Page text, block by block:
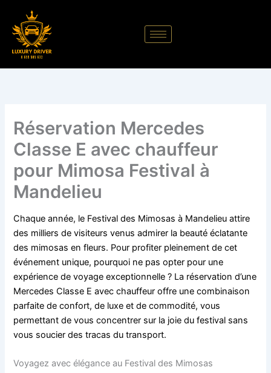
contenu
Réservation Mercedes
Classe E avec chauffeur
pour Mimosa Festival à
Mandelieu
Chaque année, le Festival des Mimosas à Mandelieu attire
des milliers de visiteurs venus admirer la beauté éclatante
des mimosas en fleurs. Pour profiter pleinement de cet
événement unique, pourquoi ne pas opter pour une
expérience de voyage exceptionnelle ? La réservation d’une
Mercedes Classe E avec chauffeur offre une combinaison
parfaite de confort, de luxe et de commodité, vous
permettant de vous concentrer sur la joie du festival sans
vous soucier des tracas du transport.
Voyagez avec élégance au Festival des Mimosas